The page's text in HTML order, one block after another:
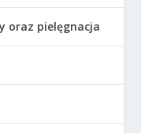
oraz pielęgnacja